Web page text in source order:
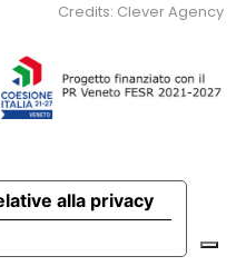
Credits: Clever Agency
alla privacy